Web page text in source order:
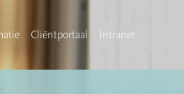
Cliëntportaal Intranet